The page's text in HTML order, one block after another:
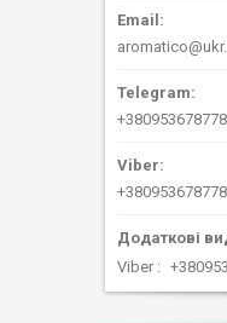
+380953678778
+380953678778
Viber